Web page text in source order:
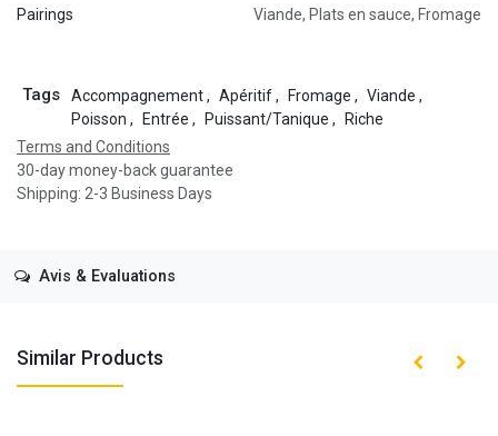
Pairings Viande, Plats en sauce, Fromage
Tags Accompagnement, Apéritif, Fromage , Viande ,
Poisson , Entrée , Puissant/Tanique ,
Riche
Terms and Conditions
30-day money-back guarantee
Shipping: 2-3 Business Days
Avis & Evaluations
Similar Products